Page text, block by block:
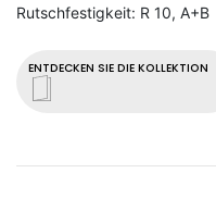
ENTDECKEN SIE DIE KOLLEKTION
Rutschfestigkeit: R 10, A+B